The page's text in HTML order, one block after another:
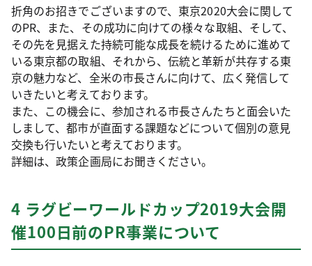
折角のお招きでございますので、東京2020大会に関して
のPR、また、その成功に向けての様々な取組、そして、
その先を見据えた持続可能な成長を続けるために進めて
いる東京都の取組、それから、伝統と革新が共存する東
京の魅力など、全米の市長さんに向けて、広く発信して
いきたいと考えております。
また、この機会に、参加される市長さんたちと面会いた
しまして、都市が直面する課題などについて個別の意見
交換も行いたいと考えております。
詳細は、政策企画局にお聞きください。
4 ラグビーワールドカップ2019大会開
催100日前のPR事業について